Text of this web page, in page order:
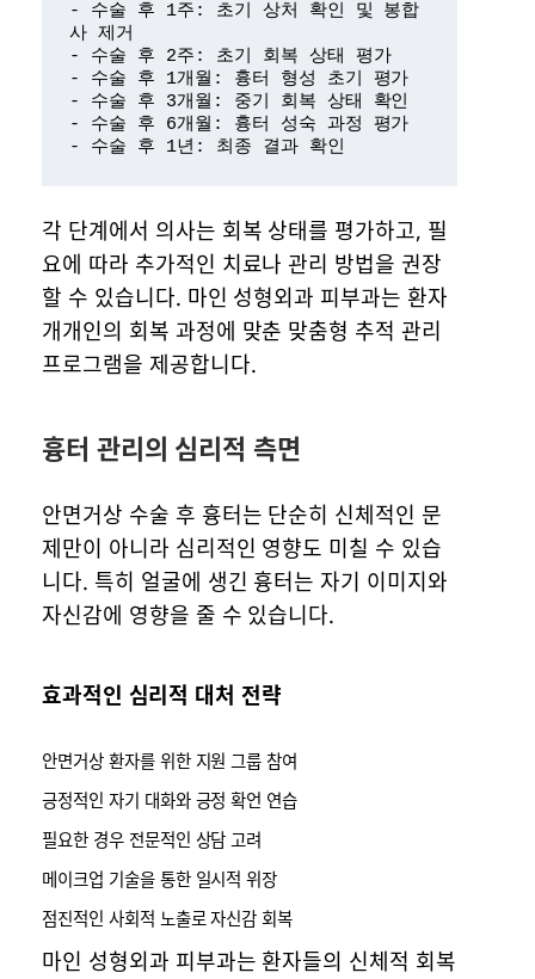
- 수술 후 1주: 초기 상처 확인 및 봉합
사 제거
- 수술 후 2주: 초기 회복 상태 평가
- 수술 후 1개월: 흉터 형성 초기 평가
- 수술 후 3개월: 중기 회복 상태 확인
- 수술 후 6개월: 흉터 성숙 과정 평가
- 수술 후 1년: 최종 결과 확인
각 단계에서 의사는 회복 상태를 평가하고, 필
요에 따라 추가적인 치료나 관리 방법을 권장
할 수 있습니다. 마인 성형외과 피부과는 환자
개개인의 회복 과정에 맞춘 맞춤형 추적 관리
프로그램을 제공합니다.
흉터 관리의 심리적 측면
안면거상 수술 후 흉터는 단순히 신체적인 문
제만이 아니라 심리적인 영향도 미칠 수 있습
니다. 특히 얼굴에 생긴 흉터는 자기 이미지와
자신감에 영향을 줄 수 있습니다.
효과적인 심리적 대처 전략
안면거상 환자를 위한 지원 그룹 참여
긍정적인 자기 대화와 긍정 확언 연습
필요한 경우 전문적인 상담 고려
메이크업 기술을 통한 일시적 위장
점진적인 사회적 노출로 자신감 회복
마인 성형외과 피부과는 환자들의 신체적 회복